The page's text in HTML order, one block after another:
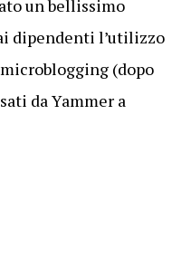
un bellissimo
dipendenti l’utilizzo
(dopo
da Yammer a